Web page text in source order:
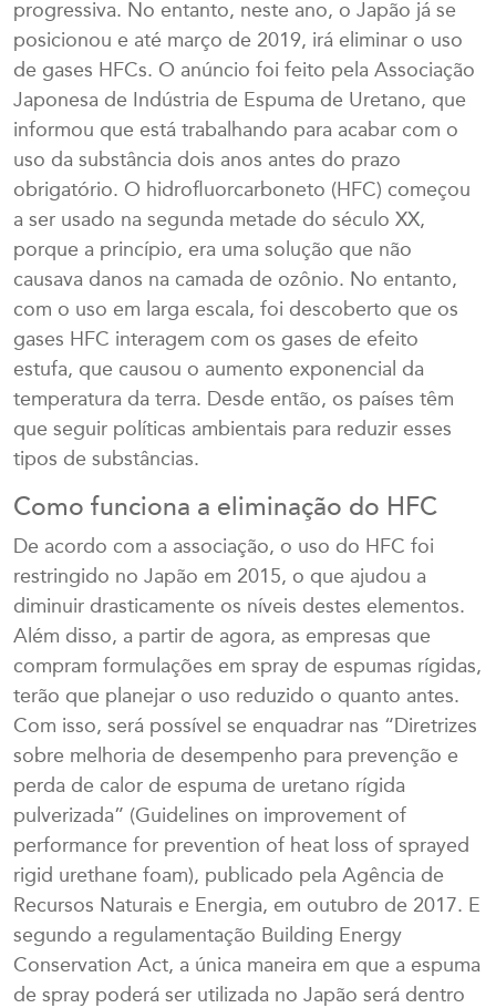
progressiva. No entanto, neste ano, o Japão já se
posicionou e até março de 2019, irá eliminar o uso
de gases HFCs. O anúncio foi feito pela Associação
Japonesa de Indústria de Espuma de Uretano, que
informou que está trabalhando para acabar com o
uso da substância dois anos antes do prazo
obrigatório. O hidrofluorcarboneto (HFC) começou
a ser usado na segunda metade do século XX,
porque a princípio, era uma solução que não
causava danos na camada de ozônio. No entanto,
com o uso em larga escala, foi descoberto que os
gases HFC interagem com os gases de efeito
estufa, que causou o aumento exponencial da
temperatura da terra. Desde então, os países têm
que seguir políticas ambientais para reduzir esses
tipos de substâncias.
Como funciona a eliminação do HFC
De acordo com a associação, o uso do HFC foi
restringido no Japão em 2015, o que ajudou a
diminuir drasticamente os níveis destes elementos.
Além disso, a partir de agora, as empresas que
compram formulações em spray de espumas rígidas,
terão que planejar o uso reduzido o quanto antes.
Com isso, será possível se enquadrar nas “Diretrizes
sobre melhoria de desempenho para prevenção e
perda de calor de espuma de uretano rígida
pulverizada” (Guidelines on improvement of
performance for prevention of heat loss of sprayed
rigid urethane foam), publicado pela Agência de
Recursos Naturais e Energia, em outubro de 2017. E
segundo a regulamentação Building Energy
Conservation Act, a única maneira em que a espuma
de spray poderá ser utilizada no Japão será dentro